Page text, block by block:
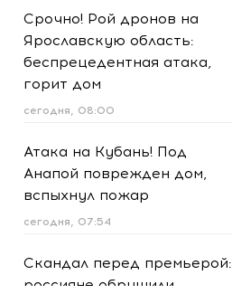
Срочно! Рой дронов на
Ярославскую область:
беспрецедентная атака,
горит дом
сегодня, 08:00
Атака на Кубань! Под
Анапой поврежден дом,
вспыхнул пожар
сегодня, 07:54
Скандал перед премьерой:
россияне обрушили